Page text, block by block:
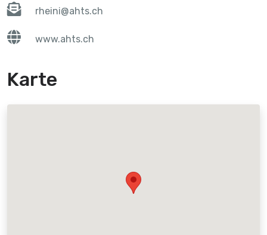
rheini@ahts.ch
www.ahts.ch
Karte